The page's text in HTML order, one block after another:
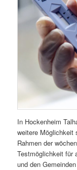
In Hockenheim
weitere Möglichkeit
Rahmen der
Testmöglichkeit für
und den